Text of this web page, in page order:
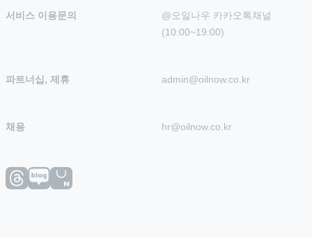
서비스 이용문의
@오일나우 카카오톡채널
(10:00~19:00)
파트너십, 제휴 admin@oilnow.co.kr
채용 hr@oilnow.co.kr